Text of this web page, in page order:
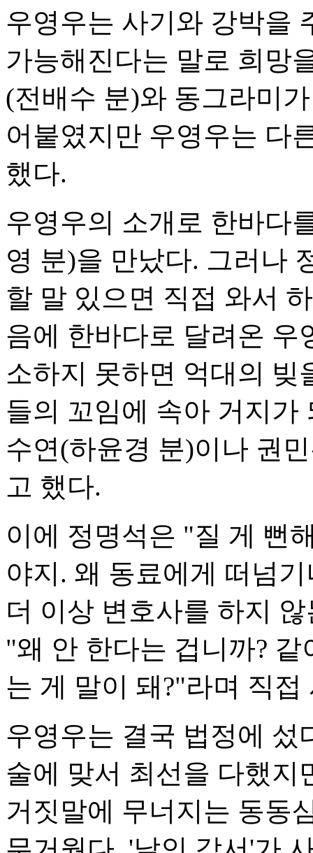
우영우는 사기와 강박을
가능해진다는 말로 희망
(전배수 분)와 동그라미
어붙였지만 우영우는 다
했다.
우영우의 소개로 한바다
영 분)을 만났다. 그러나
할 말 있으면 직접 와서
음에 한바다로 달려온
소하지 못하면 억대의 빚
들의 꼬임에 속아 거지가
수연(하윤경 분)이나 권
고 했다.
이에 정명석은 "질 게 뻔
야지. 왜 동료에게 떠넘
더 이상 변호사를 하지
"왜 안 한다는 겁니까?
는 게 말이 돼?"라며 직
우영우는 결국 법정에 섰
술에 맞서 최선을 다했지
거짓말에 무너지는 동동